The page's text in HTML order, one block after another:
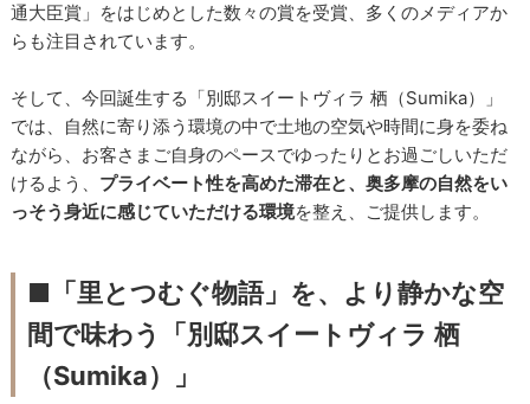
通大臣賞」をはじめとした数々の賞を受賞、多くのメディアか
らも注目されています。
そして、今回誕生する「別邸スイートヴィラ 栖（Sumika）」
では、自然に寄り添う環境の中で土地の空気や時間に身を委ね
ながら、お客さまご自身のペースでゆったりとお過ごしいただ
けるよう、 プライベート性を高めた滞在と、奥多摩の自然をい
っそう身近に感じていただける環境を整え、ご提供します。
■ 「里とつむぐ物語」を、より静かな空
間で味わう「別邸スイートヴィラ 栖
（Sumika）」